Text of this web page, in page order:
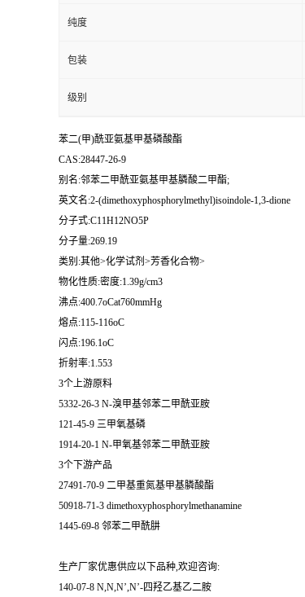
纯度
包装
级别
苯二(甲)酰亚氨基甲基磷酸酯
CAS:28447-26-9
别名:邻苯二甲酰亚氨基甲基膦酸二甲酯;
英文名:2-(dimethoxyphosphorylmethyl)isoindole-1,3-dione
分子式:C11H12NO5P
分子量:269.19
类别:其他>化学试剂>芳香化合物>
物化性质:密度:1.39g/cm3
沸点:400.7oCat760mmHg
熔点:115-116oC
闪点:196.1oC
折射率:1.553
3个上游原料
5332-26-3 N-溴甲基邻苯二甲酰亚胺
121-45-9 三甲氧基磷
1914-20-1 N-甲氧基邻苯二甲酰亚胺
3个下游产品
27491-70-9 二甲基重氮基甲基膦酸酯
50918-71-3 dimethoxyphosphorylmethanamine
1445-69-8 邻苯二甲酰肼
生产厂家优惠供应以下品种,欢迎咨询:
140-07-8 N,N,N’,N’-四羟乙基乙二胺